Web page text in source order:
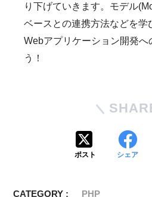
り下げていきます。モデル
ベースとの連携方法などを学
Webアプリケーション開発へ
う！
ポスト シェア
CATEGORY : PHP